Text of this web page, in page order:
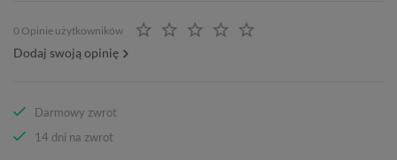
0 Opinie użytkowników
Dodaj swoją opinię
Darmowy zwrot
14 dni na zwrot